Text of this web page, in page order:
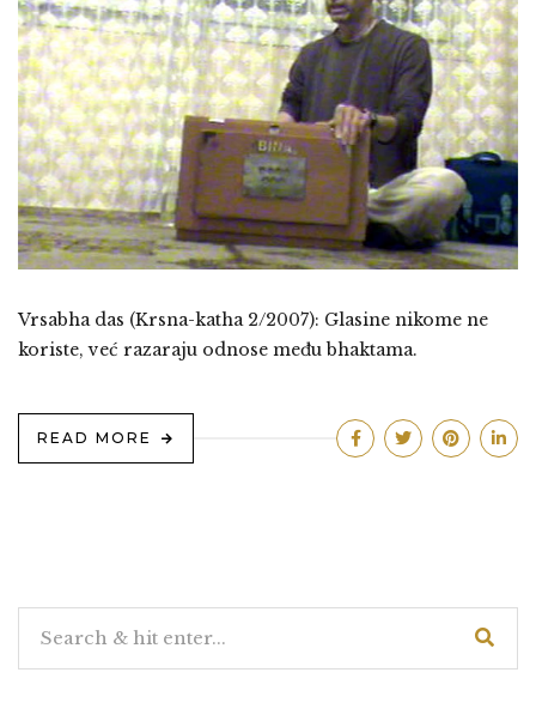
Vrsabha das (Krsna-katha 2/2007): Glasine nikome ne
koriste, već razaraju odnose među bhaktama.
READ MORE